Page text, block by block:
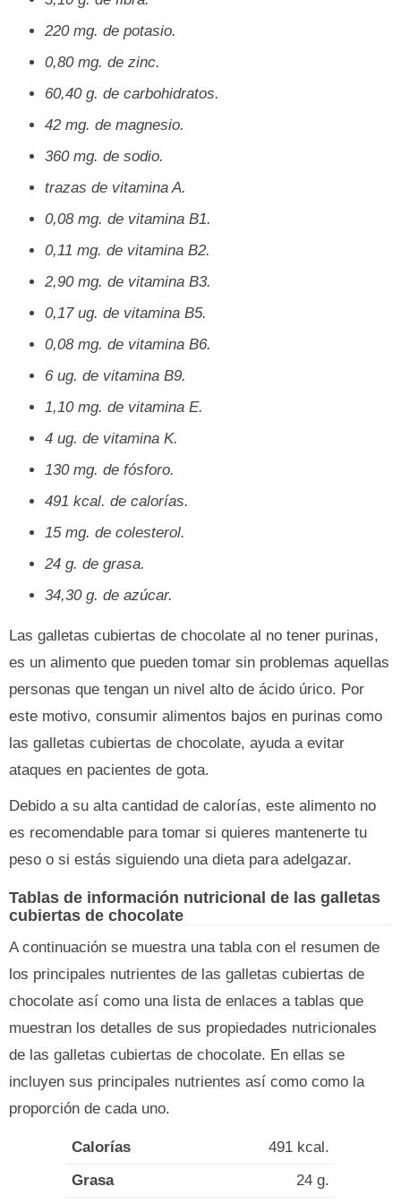
220 mg. de potasio.
0,80 mg. de zinc.
60,40 g. de carbohidratos.
42 mg. de magnesio.
360 mg. de sodio.
trazas de vitamina A.
0,08 mg. de vitamina B1.
0,11 mg. de vitamina B2.
2,90 mg. de vitamina B3.
0,17 ug. de vitamina B5.
0,08 mg. de vitamina B6.
6 ug. de vitamina B9.
1,10 mg. de vitamina E.
4 ug. de vitamina K.
130 mg. de fósforo.
491 kcal. de calorías.
15 mg. de colesterol.
24 g. de grasa.
34,30 g. de azúcar.
Las galletas cubiertas de chocolate al no tener purinas,
es un alimento que pueden tomar sin problemas aquellas
personas que tengan un nivel alto de ácido úrico. Por
este motivo, consumir alimentos bajos en purinas como
las galletas cubiertas de chocolate, ayuda a evitar
ataques en pacientes de gota.
Debido a su alta cantidad de calorías, este alimento no
es recomendable para tomar si quieres mantenerte tu
peso o si estás siguiendo una dieta para adelgazar.
Tablas de información nutricional de las galletas
cubiertas de chocolate
A continuación se muestra una tabla con el resumen de
los principales nutrientes de las galletas cubiertas de
chocolate así como una lista de enlaces a tablas que
muestran los detalles de sus propiedades nutricionales
de las galletas cubiertas de chocolate. En ellas se
incluyen sus principales nutrientes así como como la
proporción de cada uno.
Calorías
491 kcal.
Grasa
24 g.